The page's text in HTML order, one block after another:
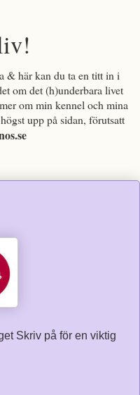
& här kan du ta en titt in i
om det (h)underbara livet
om min kennel och mina
upp på sidan, förutsatt
Skriv på för en viktig